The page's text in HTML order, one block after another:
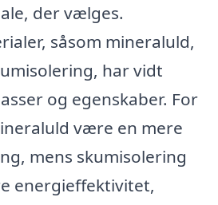
der vælges.
såsom mineraluld,
har vidt
og egenskaber. For
være en mere
mens skumisolering
energieffektivitet,